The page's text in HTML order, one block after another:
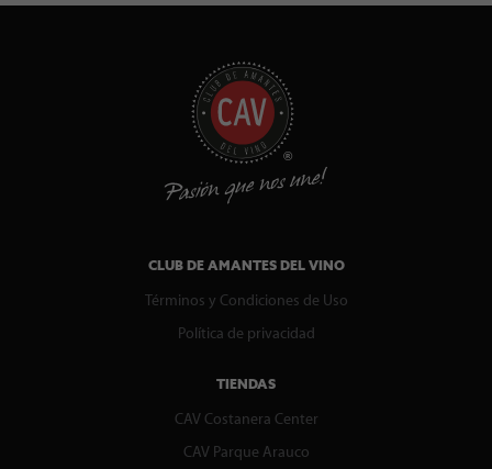
CLUB DE AMANTES DEL VINO
Términos y Condiciones de Uso
Política de privacidad
TIENDAS
CAV Costanera Center
CAV Parque Arauco